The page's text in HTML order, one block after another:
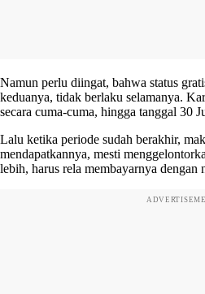
Namun perlu diingat, bahwa status
keduanya, tidak berlaku selamanya.
secara cuma-cuma, hingga tanggal 30
Lalu ketika periode sudah berakhir,
mendapatkannya, mesti
lebih, harus rela membayarnya dengan